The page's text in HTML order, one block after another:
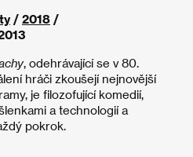
/ 2018 /
, odehrávající se v 80.
hráči zkoušejí nejnovější
je filozofující komedií,
a technologií a
pokrok.